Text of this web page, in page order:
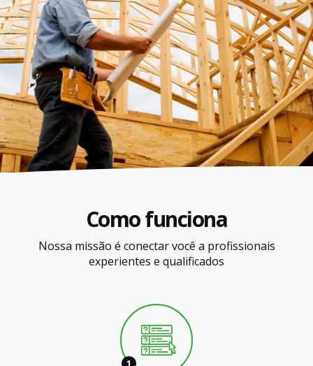
Como funciona
Nossa missão é conectar você a profissionais
experientes e qualificados